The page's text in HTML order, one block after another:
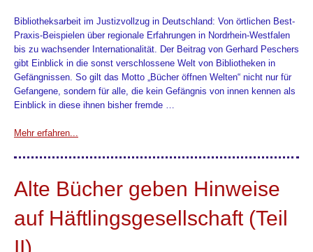
Bibliotheksarbeit im Justizvollzug in Deutschland: Von örtlichen Best-
Praxis-Beispielen über regionale Erfahrungen in Nordrhein-Westfalen
bis zu wachsender Internationalität. Der Beitrag von Gerhard Peschers
gibt Einblick in die sonst verschlossene Welt von Bibliotheken in
Gefängnissen. So gilt das Motto „Bücher öffnen Welten“ nicht nur für
Gefangene, sondern für alle, die kein Gefängnis von innen kennen als
Einblick in diese ihnen bisher fremde …
Mehr erfahren...
Alte Bücher geben Hinweise
auf Häftlingsgesellschaft (Teil